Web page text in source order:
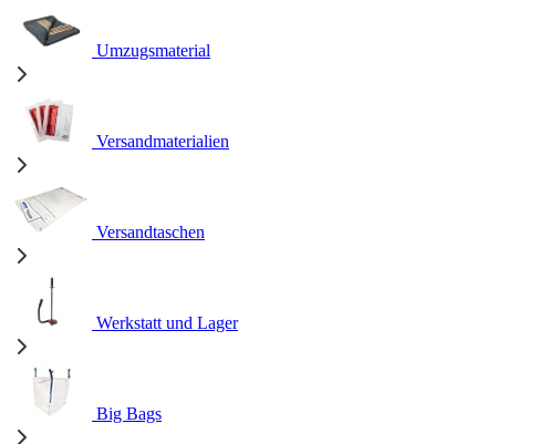
Umzugsmaterial
Versandmaterialien
Versandtaschen
Werkstatt und Lager
Big Bags